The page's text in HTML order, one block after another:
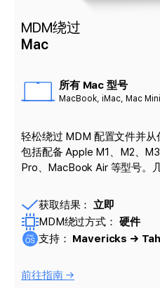
MDM绕过
Mac
所有 Mac 型号
MacBook, iMac, Mac
轻松绕过 MDM 配置文件并从
包括配备 Apple M1、M2、
Pro、MacBook Air 等型号。
获取结果：立即
MDM绕过方式： 硬件
支持： Mavericks →
前往指南 →